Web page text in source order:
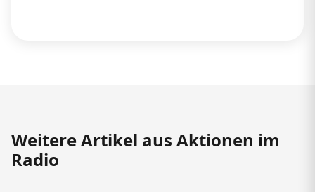
Weitere Artikel aus Aktionen im
Radio